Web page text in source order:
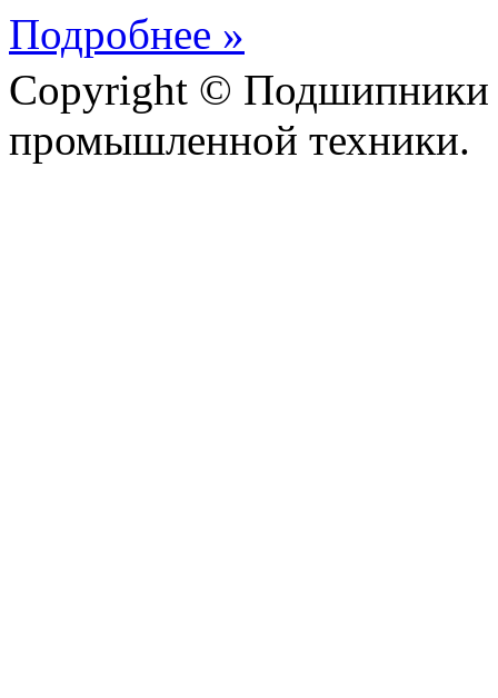
Подробнее »
Copyright © Подшипники
промышленной техники.